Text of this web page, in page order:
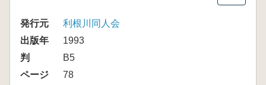
発行元
利根川同人会
出版年
1993
判
B5
ページ
78